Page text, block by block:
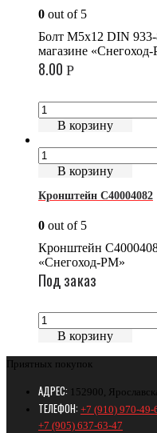
0 out of 5
Болт М5х12 DIN 933-
магазине
8.00Р
В корзину
В корзину
Кронштейн C40004082
0 out of 5
Кронштейн
«Снегоход-РМ»
Под заказ
В корзину
Приятных покупок
АДРЕС: 152900,
ТЕЛЕФОН: +7 (910) 970-49-
+7 (905) 637-63-47